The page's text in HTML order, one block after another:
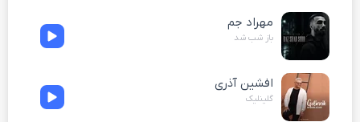
مهراد جم
باز شب شد
افشین آذری
گلینلیک